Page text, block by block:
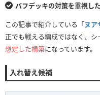
バフデッキの対策を重視し
この記事で紹介している「ヌア
正でも戦える編成ではなく、
想定した構築になっています。
入れ替え候補